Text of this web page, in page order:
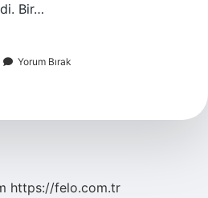
Bir…
Yorum Bırak
https://felo.com.tr